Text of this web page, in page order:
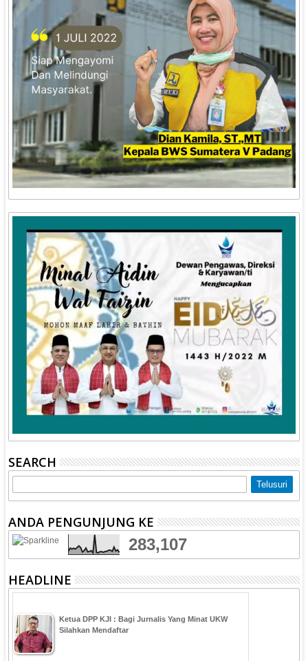
SEARCH
ANDA PENGUNJUNG KE
283,107
HEADLINE
Ketua DPP KJI : Bagi Jurnalis Yang Minat UKW
Silahkan Mendaftar